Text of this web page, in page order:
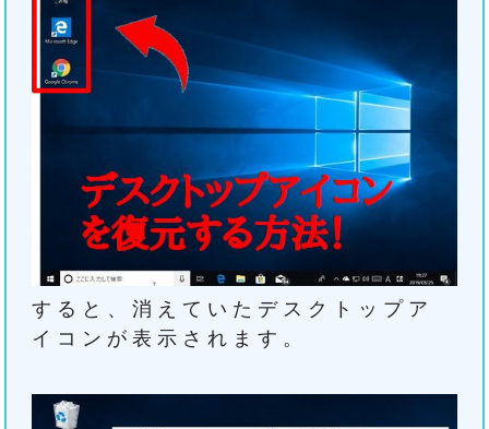
すると、消えていたデスクトップア
イコンが表示されます。